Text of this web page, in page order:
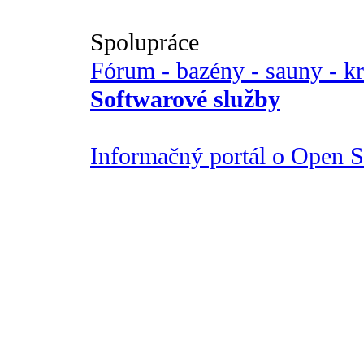
Spolupráce
Fórum - bazény - sauny -
Softwarové služby
Informačný portál o Open